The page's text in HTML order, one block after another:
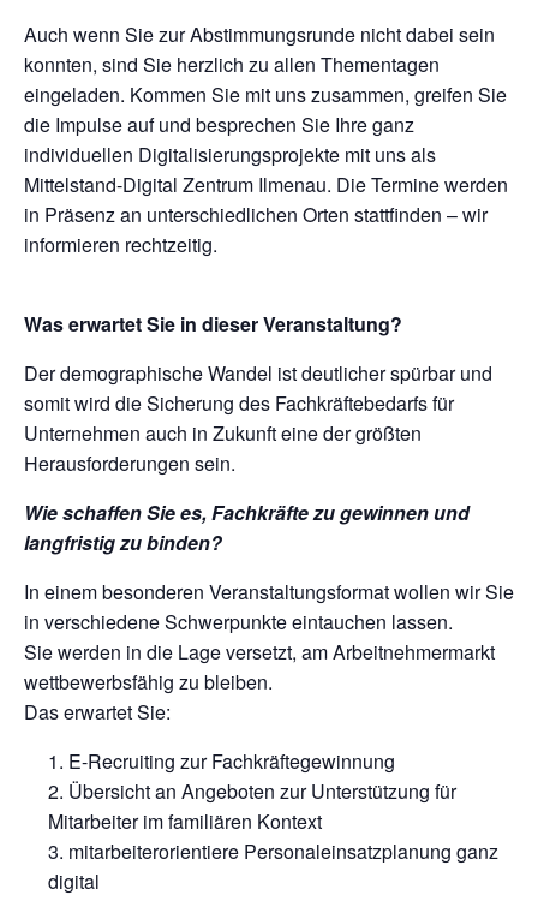
Auch wenn Sie zur Abstimmungsrunde nicht dabei sein
konnten, sind Sie herzlich zu allen Thementagen
eingeladen. Kommen Sie mit uns zusammen, greifen Sie
die Impulse auf und besprechen Sie Ihre ganz
individuellen Digitalisierungsprojekte mit uns als
Mittelstand-Digital Zentrum Ilmenau. Die Termine werden
in Präsenz an unterschiedlichen Orten stattfinden – wir
informieren rechtzeitig.
Was erwartet Sie in dieser Veranstaltung?
Der demographische Wandel ist deutlicher spürbar und
somit wird die Sicherung des Fachkräftebedarfs für
Unternehmen auch in Zukunft eine der größten
Herausforderungen sein.
Wie schaffen Sie es, Fachkräfte zu gewinnen und
langfristig zu binden?
In einem besonderen Veranstaltungsformat wollen wir Sie
in verschiedene Schwerpunkte eintauchen lassen.
Sie werden in die Lage versetzt, am Arbeitnehmermarkt
wettbewerbsfähig zu bleiben.
Das erwartet Sie:
E-Recruiting zur Fachkräftegewinnung
Übersicht an Angeboten zur Unterstützung für
Mitarbeiter im familiären Kontext
mitarbeiterorientiere Personaleinsatzplanung ganz
digital